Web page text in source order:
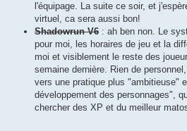
l'équipage. La suite ce soir, et
virtuel, ca sera aussi bon!
Shadowrun V6 : ah ben non. Le
pour moi, les horaires de jeu et la
moi et visiblement le reste des
semaine dernière. Rien de
vers une pratique plus "ambitieuse"
développement des personnages",
chercher des XP et du meilleur